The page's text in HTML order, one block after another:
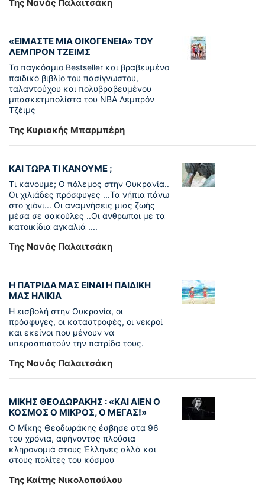
Της Νανάς Παλαιτσάκη
«ΕΙΜΑΣΤΕ ΜΙΑ ΟΙΚΟΓΕΝΕΙΑ» ΤΟΥ
ΛΕΜΠΡΟΝ ΤΖΕΙΜΣ
To παγκόσµιο Bestseller και βραβευµένο
παιδικό βιβλίο του πασίγνωστου,
ταλαντούχου και πολυβραβευµένου
µπασκετµπολίστα του NBA Λεµπρόν
Τζέιμς
Της Κυριακής Μπαρμπέρη
ΚΑΙ ΤΩΡΑ ΤΙ ΚΑΝΟΥΜΕ ;
Τι κάνουμε; Ο πόλεμος στην Ουκρανία..
Οι χιλιάδες πρόσφυγες ...Τα νήπια πάνω
στο χιόνι... Οι αναμνήσεις μιας ζωής
μέσα σε σακούλες ..Οι άνθρωποι με τα
κατοικίδια αγκαλιά ....
Της Νανάς Παλαιτσάκη
Η ΠΑΤΡΙΔΑ ΜΑΣ ΕΙΝΑΙ Η ΠΑΙΔΙΚΗ
ΜΑΣ ΗΛΙΚΙΑ
Η εισβολή στην Ουκρανία, οι
πρόσφυγες, οι καταστροφές, οι νεκροί
και εκείνοι που μένουν να
υπερασπιστούν την πατρίδα τους.
Της Νανάς Παλαιτσάκη
ΜΙΚΗΣ ΘΕΟΔΩΡΑΚΗΣ : «KAI ΑΙΕΝ Ο
ΚΟΣΜΟΣ Ο ΜΙΚΡΟΣ, Ο ΜΕΓΑΣ!»
Ο Μίκης Θεοδωράκης έσβησε στα 96
του χρόνια, αφήνοντας πλούσια
κληρονομιά στους Έλληνες αλλά και
στους πολίτες του κόσμου
Της Καίτης Νικολοπούλου